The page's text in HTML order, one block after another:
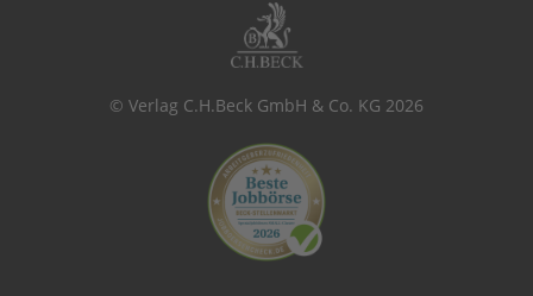
© Verlag C.H.Beck GmbH & Co. KG 2026